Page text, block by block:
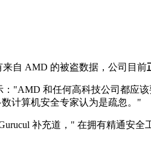
自 AMD 的被盗数据，公司目前
："AMD 和任何高科技公司都
计算机安全专家认为是疏忽。"
补充道，" 在拥有精通安